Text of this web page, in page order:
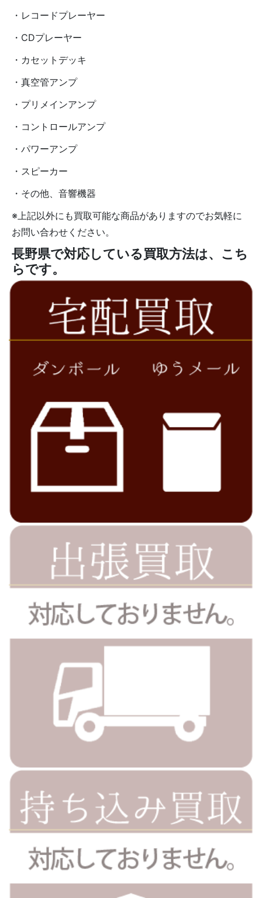
・レコードプレーヤー
・CDプレーヤー
・カセットデッキ
・真空管アンプ
・プリメインアンプ
・コントロールアンプ
・パワーアンプ
・スピーカー
・その他、音響機器
※上記以外にも買取可能な商品がありますのでお気軽に
お問い合わせください。
長野県で対応している買取方法は、こち
らです。